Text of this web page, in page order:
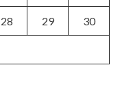
28 29 30